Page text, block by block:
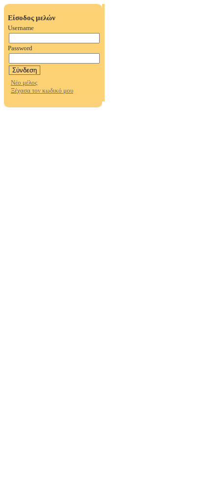
Είσοδος μελών
Username
Password
Νέο μέλος
Ξέχασα τον κωδικό μου